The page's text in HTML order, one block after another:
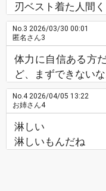
刃ベスト着た人間
No.3 2026/03/30 00:01
匿名さん3
体力に自信ある方
ど、まずできないな
No.42026/04/05 13:22
お姉さん4
淋しい
淋しいもんだね